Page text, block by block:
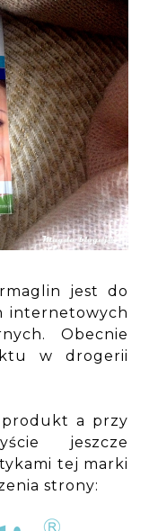
jest do
internetowych
Obecnie
w drogerii
produkt a przy
jeszcze
tej marki
strony: